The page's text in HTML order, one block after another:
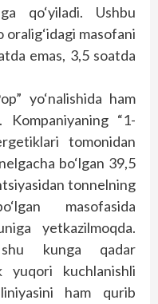
qo‘yiladi. Ushbu
masofani
emas, 3,5 soatda
yo‘nalishida ham
Kompaniyaning “1-
tomonidan
bo‘lgan 39,5
tonnelning
masofasida
yetkazilmoqda.
shu kunga qadar
yuqori kuchlanishli
ham qurib